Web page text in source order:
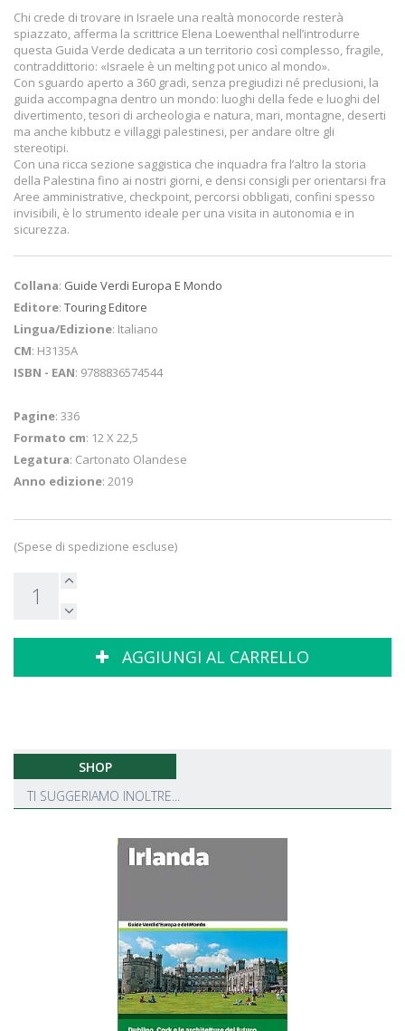
Chi crede di trovare in Israele una realtà monocorde resterà
spiazzato, afferma la scrittrice Elena Loewenthal nell’introdurre
questa Guida Verde dedicata a un territorio così complesso, fragile,
contraddittorio: «Israele è un melting pot unico al mondo».
Con sguardo aperto a 360 gradi, senza pregiudizi né preclusioni, la
guida accompagna dentro un mondo: luoghi della fede e luoghi del
divertimento, tesori di archeologia e natura, mari, montagne, deserti
ma anche kibbutz e villaggi palestinesi, per andare oltre gli
stereotipi.
Con una ricca sezione saggistica che inquadra fra l’altro la storia
della Palestina fino ai nostri giorni, e densi consigli per orientarsi fra
Aree amministrative, checkpoint, percorsi obbligati, confini spesso
invisibili, è lo strumento ideale per una visita in autonomia e in
sicurezza.
Collana: Guide Verdi Europa E Mondo
Editore: Touring Editore
Lingua/Edizione: Italiano
CM: H3135A
ISBN - EAN: 9788836574544
Pagine: 336
Formato cm: 12 X 22,5
Legatura: Cartonato Olandese
Anno edizione: 2019
(Spese di spedizione escluse)
AGGIUNGI AL CARRELLO
SHOP
TI SUGGERIAMO INOLTRE...